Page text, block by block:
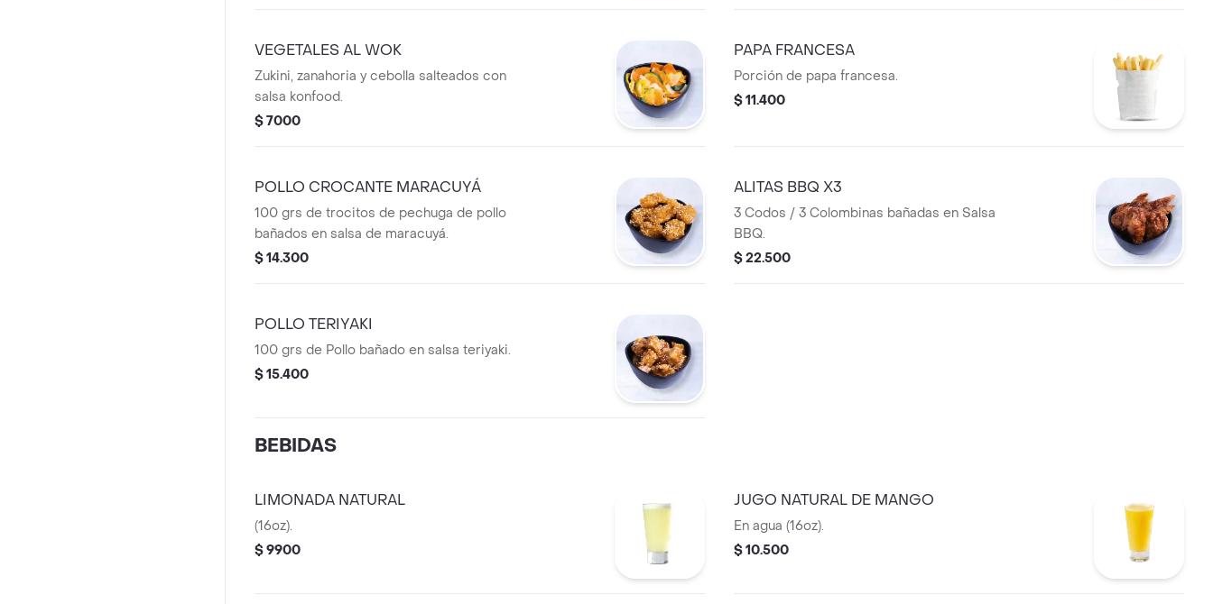
VEGETALES AL WOK
Zukini, zanahoria y cebolla salteados con
salsa konfood.
$ 7000
PAPA FRANCESA
Porción de papa francesa.
$ 11.400
POLLO CROCANTE MARACUYÁ
100 grs de trocitos de pechuga de pollo
bañados en salsa de maracuyá.
$ 14.300
ALITAS BBQ X3
3 Codos / 3 Colombinas bañadas en Salsa
BBQ.
$ 22.500
POLLO TERIYAKI
100 grs de Pollo bañado en salsa teriyaki.
$ 15.400
BEBIDAS
LIMONADA NATURAL
(16oz).
$ 9900
JUGO NATURAL DE MANGO
En agua (16oz).
$ 10.500